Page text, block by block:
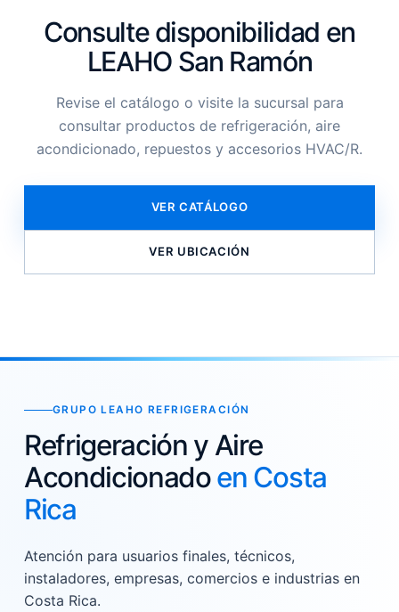
Consulte disponibilidad en
LEAHO San Ramón
Revise el catálogo o visite la sucursal para
consultar productos de refrigeración, aire
acondicionado, repuestos y accesorios HVAC/R.
VER CATÁLOGO
VER UBICACIÓN
GRUPO LEAHO REFRIGERACIÓN
Refrigeración y Aire
Acondicionadoen Costa
Rica
Atención para usuarios finales, técnicos,
instaladores, empresas, comercios e industrias en
Costa Rica.